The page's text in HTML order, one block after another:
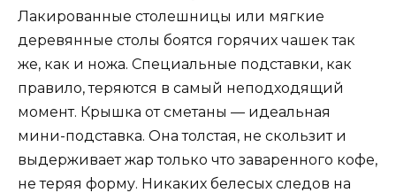
Лакированные столешницы или мягкие
деревянные столы боятся горячих чашек так
же, как и ножа. Специальные подставки, как
правило, теряются в самый неподходящий
момент. Крышка от сметаны — идеальная
мини-подставка. Она толстая, не скользит и
выдерживает жар только что заваренного кофе,
не теряя форму. Никаких белесых следов на